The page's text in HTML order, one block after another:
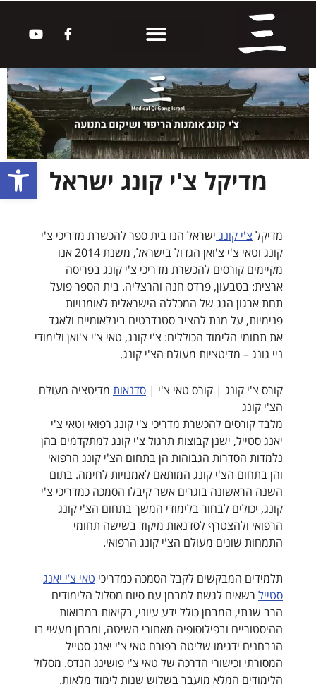
מדיקל צ'י קונג ישראל
מדיקל צ'י קונג ישראל הנו בית ספר להכשרת מדריכי צ'י
קונג וטאי צ'י צ'ואן הגדול בישראל, משנת 2014 אנו
מקיימים קורסים להכשרת מדריכי צ'י קונג בפריסה
ארצית: בטבעון, פרדס חנה והרצליה. בית הספר פועל
תחת ארגון הגג של המכללה הישראלית לאומנויות
פנימיות, על מנת להציב סטנדרטים בינלאומיים ולאגד
את תחומי הלימוד הכוללים: צ'י קונג, טאי צ'י צ'ואן ולימודי
ניי גונג – מדיטציות מעולם הצ'י קונג.
קורס צ'י קונג | קורס טאי צ'י | סדנאות מדיטציה מעולם
הצ'י קונג
מלבד קורסים להכשרת מדריכי צ'י קונג רפואי וטאי צ'י
יאנג סטייל, ישנן קבוצות תרגול צ'י קונג למתקדמים בהן
נלמדות הסדרות הגבוהות הן בתחום הצ'י קונג הרפואי
והן בתחום הצ'י קונג המותאם לאמנויות לחימה. בתום
השנה הראשונה בוגרים אשר קיבלו הסמכה כמדריכי צ'י
קונג, יכולים לבחור בלימודי המשך בתחום הצ'י קונג
הרפואי ולהצטרף לסדנאות מיקוד בשישה תחומי
התמחות שונים מעולם הצ'י קונג הרפואי.
תלמידים המבקשים לקבל הסמכה כמדריכי טאי צ’י יאנג
סטייל רשאים לגשת למבחן עם סיום מסלול הלימודים
הרב שנתי, המבחן כולל ידע עיוני, בקיאות במבואות
ההיסטוריים ובפילוסופיה מאחורי השיטה, ומבחן מעשי בו
הנבחנים ידגימו שליטה בפורם טאי צ'י יאנג סטייל
המסורתי וכישורי הדרכה של טאי צ'י פושינג הנדס. מסלול
הלימודים המלא מועבר בשלוש שנות לימוד מלאות.
פתח